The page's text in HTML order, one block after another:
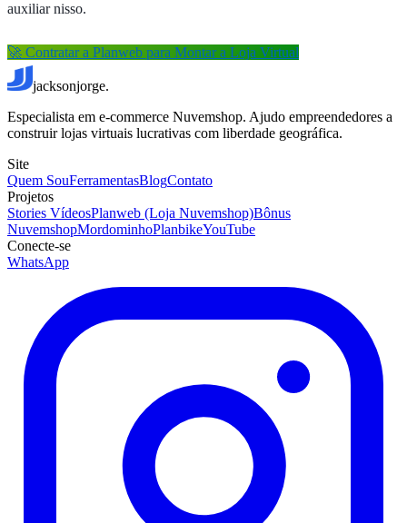
auxiliar nisso.
🚀 Contratar a Planweb para Montar a Loja Virtual
jacksonjorge.
Especialista em e-commerce Nuvemshop. Ajudo empreendedores a
construir lojas virtuais lucrativas com liberdade geográfica.
Site
Quem SouFerramentasBlogContato
Projetos
Stories VídeosPlanweb (Loja Nuvemshop)Bônus
NuvemshopMordominhoPlanbikeYouTube
Conecte-se
WhatsApp